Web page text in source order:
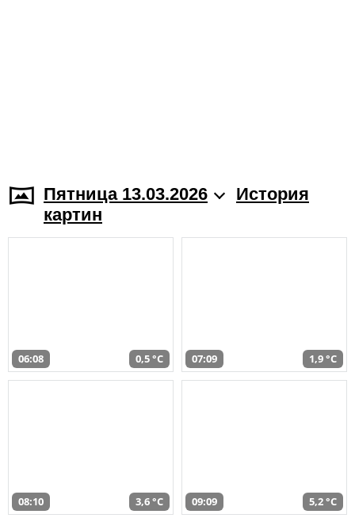
Пятница 13.03.2026
История
картин
06:08 0,5 °C 07:09 1,9 °C
08:10 3,6 °C 09:09 5,2 °C